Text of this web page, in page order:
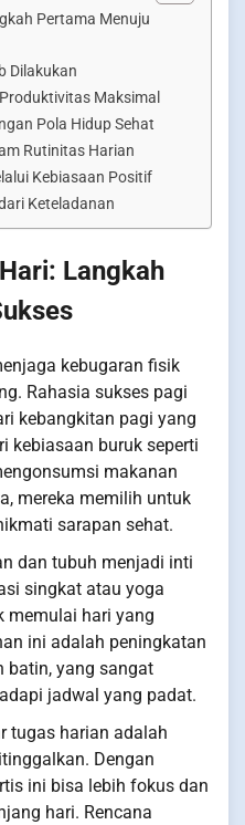
Pertama Menuju
Dilakukan
Maksimal
Pola Hidup Sehat
Rutinitas Harian
Kebiasaan Positif
Keteladanan
Langkah
kebugaran fisik
Rahasia sukses pagi
kebangkitan pagi yang
kebiasaan buruk seperti
makanan
mereka memilih untuk
sarapan sehat.
dan tubuh menjadi inti
singkat atau yoga
memulai hari yang
ini adalah peningkatan
batin, yang sangat
jadwal yang padat.
tugas harian adalah
Dengan
ini bisa lebih fokus dan
hari. Rencana